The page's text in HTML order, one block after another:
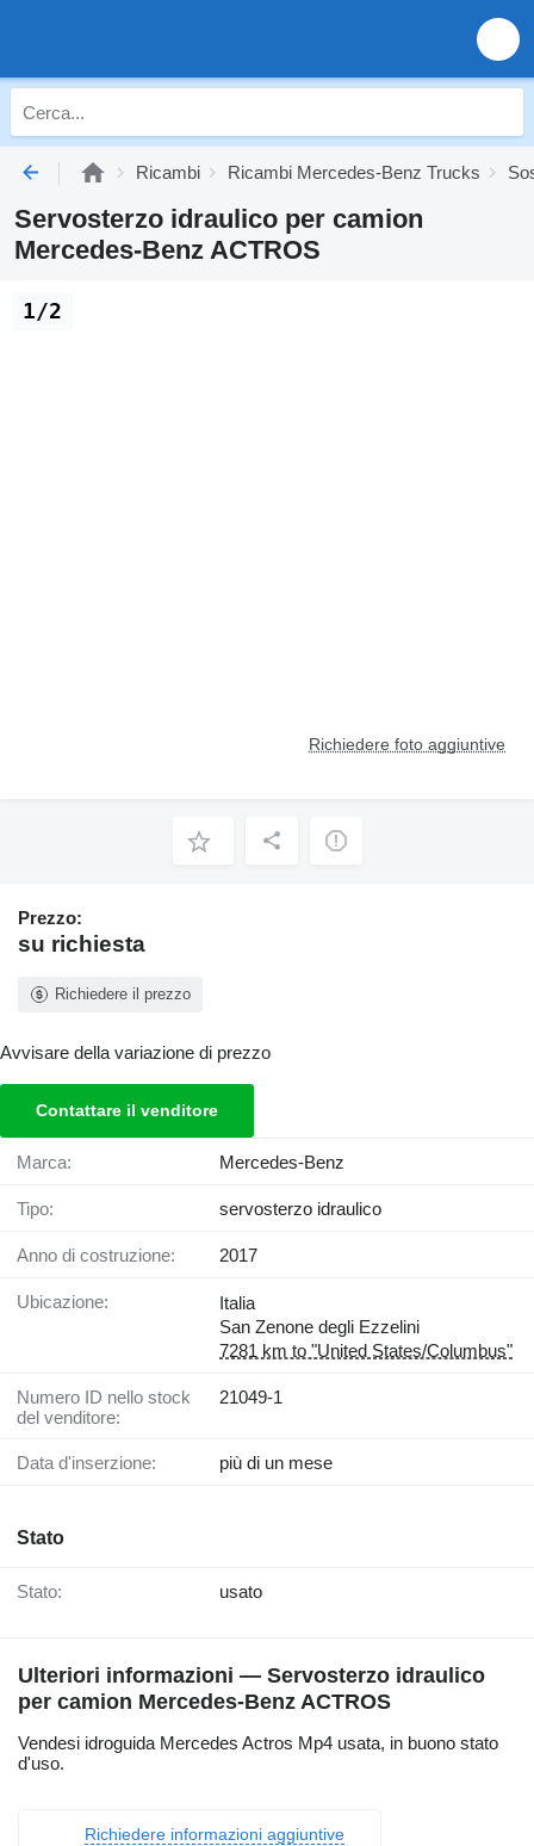
Ricambi Ricambi Mercedes-Benz Trucks
Servosterzo idraulico per camion
Mercedes-Benz ACTROS
Richiedere foto aggiuntive
1/2
Prezzo:
su richiesta
Richiedere il prezzo
Avvisare della variazione di prezzo
Contattare il venditore
Marca: Mercedes-Benz
Tipo: servosterzo idraulico
Anno di costruzione: 2017
Ubicazione:
Italia
San Zenone degli Ezzelini
7281 km to "United States/Columbus"
Numero ID nello stock
del venditore:
21049-1
Data d'inserzione: più di un mese
Stato
Stato: usato
Ulteriori informazioni — Servosterzo idraulico
per camion Mercedes-Benz ACTROS
Vendesi idroguida Mercedes Actros Mp4 usata, in buono stato
d'uso.
Richiedere informazioni aggiuntive